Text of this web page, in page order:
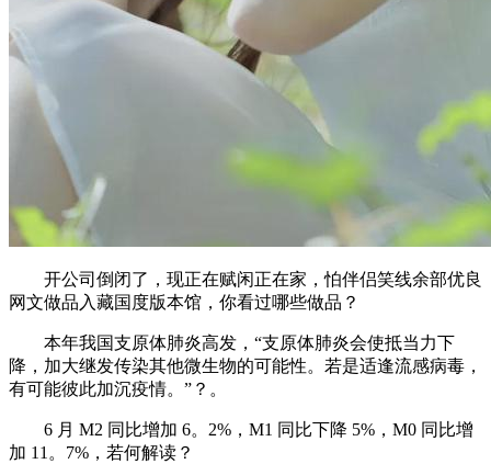
开公司倒闭了，现正在赋闲正在家，怕伴侣笑线余部优良
网文做品入藏国度版本馆，你看过哪些做品？
本年我国支原体肺炎高发，“支原体肺炎会使抵当力下
降，加大继发传染其他微生物的可能性。若是适逢流感病毒，
有可能彼此加沉疫情。”？。
6 月 M2 同比增加 6。2%，M1 同比下降 5%，M0 同比增
加 11。7%，若何解读？